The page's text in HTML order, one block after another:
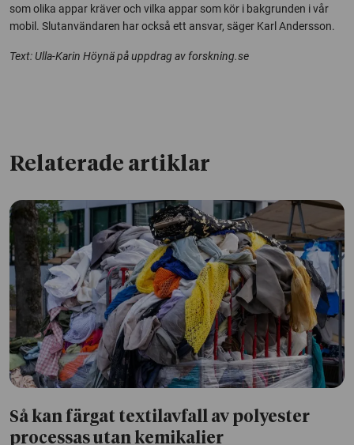
som olika appar kräver och vilka appar som kör i bakgrunden i vår
mobil. Slutanvändaren har också ett ansvar, säger Karl Andersson.
Text: Ulla-Karin Höynä på uppdrag av forskning.se
Relaterade artiklar
Så kan färgat textilavfall av polyester
processas utan kemikalier